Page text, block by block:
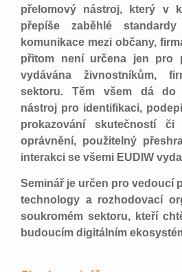
přelomový nástroj, který v
přepíše zaběhlé
komunikace mezi občany,
přitom není určena jen pro
vydávána živnostníkům,
sektoru. Těm všem dá do
nástroj pro identifikaci,
prokazování skutečností či
oprávnění, použitelný
interakci se všemi EUDIW
Seminář je určen pro vedoucí
technology a rozhodovací
soukromém sektoru, kteří
budoucím digitálním